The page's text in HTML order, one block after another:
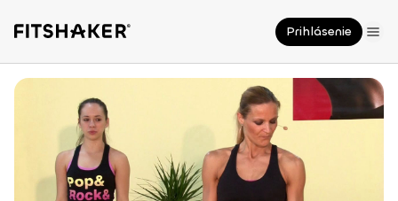
Prihlásenie